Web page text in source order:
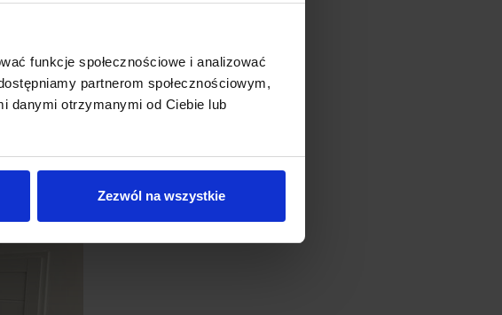
funkcje społecznościowe i analizować
partnerom społecznościowym,
danymi otrzymanymi od Ciebie lub
Zezwól na wszystkie